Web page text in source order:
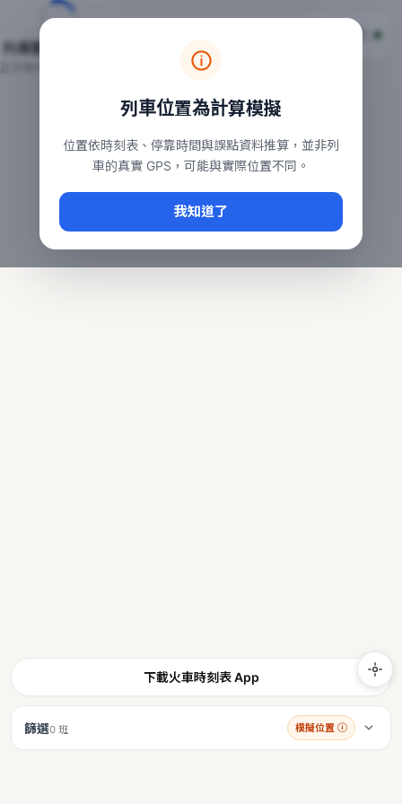
台鐵列車即時位置地圖
本頁顯示目前全台鐵運行中的列車位置，涵蓋自強、普悠瑪、
常用查詢：
、台中車站即時動態
台鐵即時動態
下載火車時刻表 App
篩選0 班 模擬位置 ⓘ
列車位置為計算模擬
位置依時刻表、停靠時間與誤點資料推算，並非列
車的真實 GPS，可能與實際位置不同。
我知道了
列車動態載入中…